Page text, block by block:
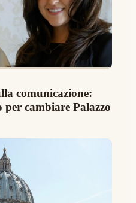
comunicazione:
cambiare Palazzo